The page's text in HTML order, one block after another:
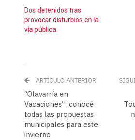
Dos detenidos tras
provocar disturbios en la
vía pública
ARTÍCULO ANTERIOR
“Olavarría en
Vacaciones”: conocé
todas las propuestas
municipales para este
invierno